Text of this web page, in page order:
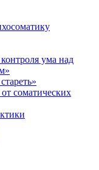
ума над
соматических